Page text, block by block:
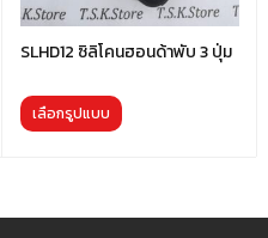
SLHD12 ซิลิโคนฮอนด้าพับ 3 ปุ่ม
เลือกรูปแบบ